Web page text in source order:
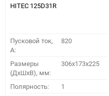
HITEC 125D31R
Пусковой ток,
A:
820
Размеры
(ДхШхВ), мм:
306x173x225
Полярность: 1